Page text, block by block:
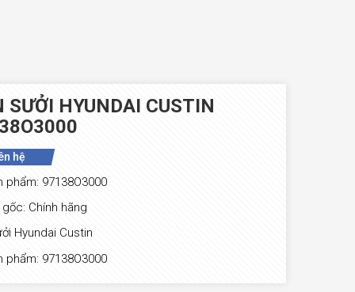
SƯỞI HYUNDAI CUSTIN
hệ
phẩm: 97138O3000
Chính hãng
Hyundai Custin
phẩm: 97138O3000